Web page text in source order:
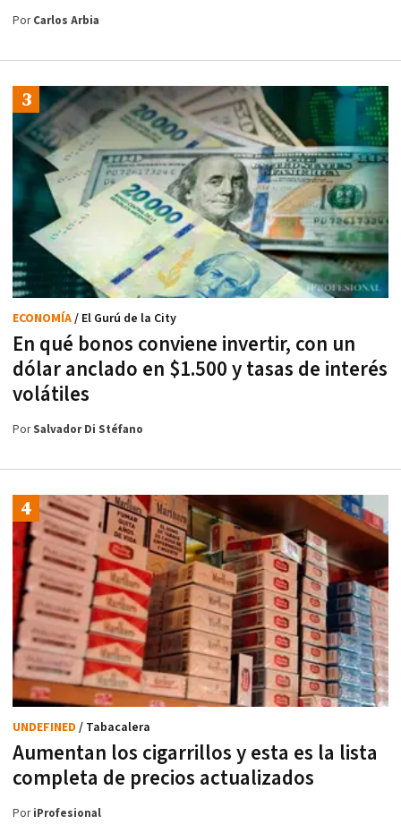
PorCarlos Arbia
En qué bonos conviene invertir, con un
dólar anclado en $1.500 y tasas de interés
volátiles
ECONOMÍA/ El Gurú de la City
PorSalvador Di Stéfano
Aumentan los cigarrillos y esta es la lista
completa de precios actualizados
UNDEFINED / Tabacalera
PoriProfesional